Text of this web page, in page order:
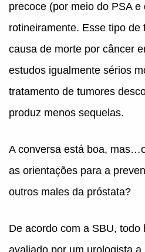
precoce (por meio do PSA
rotineiramente. Esse tipo de
causa de morte por câncer
estudos igualmente sérios
tratamento de tumores
produz menos sequelas.
A conversa está boa,
as orientações para a
outros males da próstata?
De acordo com a SBU, todo